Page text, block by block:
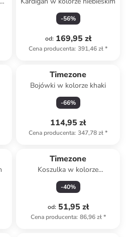
-56%
od: 169,95 zł
Cena producenta: 391,46 zł*
Timezone
Bojówki w kolorze khaki
-66%
114,95 zł
Cena producenta: 347,78 zł*
Timezone
Koszulka w kolorze
jasnobrązowym
-40%
od: 51,95 zł
Cena producenta: 86,96 zł*